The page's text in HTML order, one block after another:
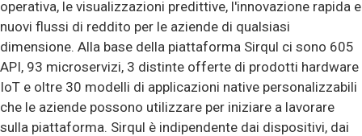
operativa, le visualizzazioni predittive, l'innovazione rapida e
nuovi flussi di reddito per le aziende di qualsiasi
dimensione. Alla base della piattaforma Sirqul ci sono 605
API, 93 microservizi, 3 distinte offerte di prodotti hardware
IoT e oltre 30 modelli di applicazioni native personalizzabili
che le aziende possono utilizzare per iniziare a lavorare
sulla piattaforma. Sirqul è indipendente dai dispositivi, dai